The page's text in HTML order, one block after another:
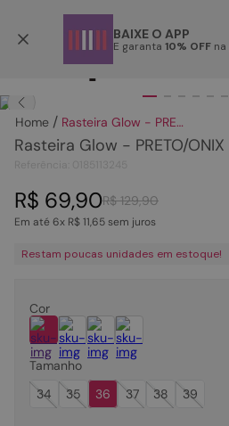
BAIXE O APP
E garanta 10% OFF na
Rasteira Glow - PRETO/ONIX
Rasteira Glow - PRETO/ONIX
R$ 129,90
R$ 69,90
Em até6x R$11,65sem juros
Restam poucas unidades em estoque!
Cor
Tamanho
34
35 36 37 38 39
1
2º
tenis
4º
rasteira
5º
sandalia
6º
tamanco
sapatilha
couro
10º scarpin